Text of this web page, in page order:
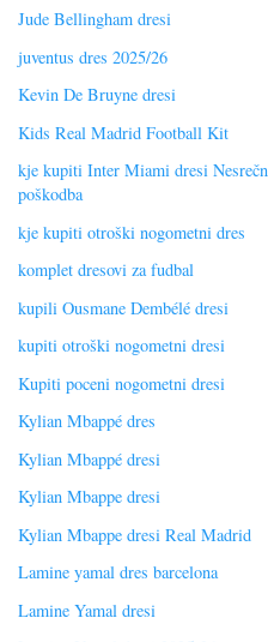
Jude Bellingham dresi
juventus dres 2025/26
Kevin De Bruyne dresi
Kids Real Madrid Football Kit
kje kupiti Inter Miami dresi
poškodba
kje kupiti otroški nogometni dres
komplet dresovi za fudbal
kupili Ousmane Dembélé dresi
kupiti otroški nogometni dresi
Kupiti poceni nogometni dresi
Kylian Mbappé dres
Kylian Mbappé dresi
Kylian Mbappe dresi
Kylian Mbappe dresi Real Madrid
Lamine yamal dres barcelona
Lamine Yamal dresi